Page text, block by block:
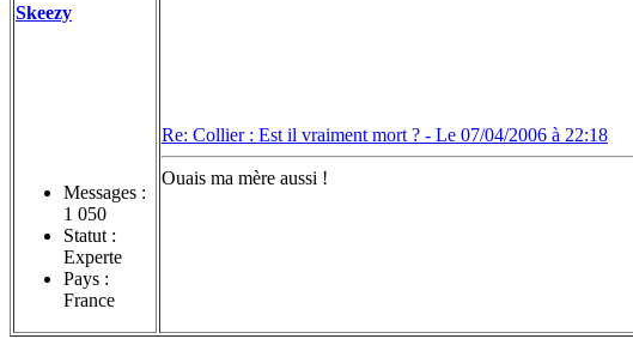
Skeezy
Messages :
1 050
Statut :
Experte
Pays :
France
Re: Collier : Est il vraiment mort ? - Le 07/04/2006 à 22:18
Ouais ma mère aussi !